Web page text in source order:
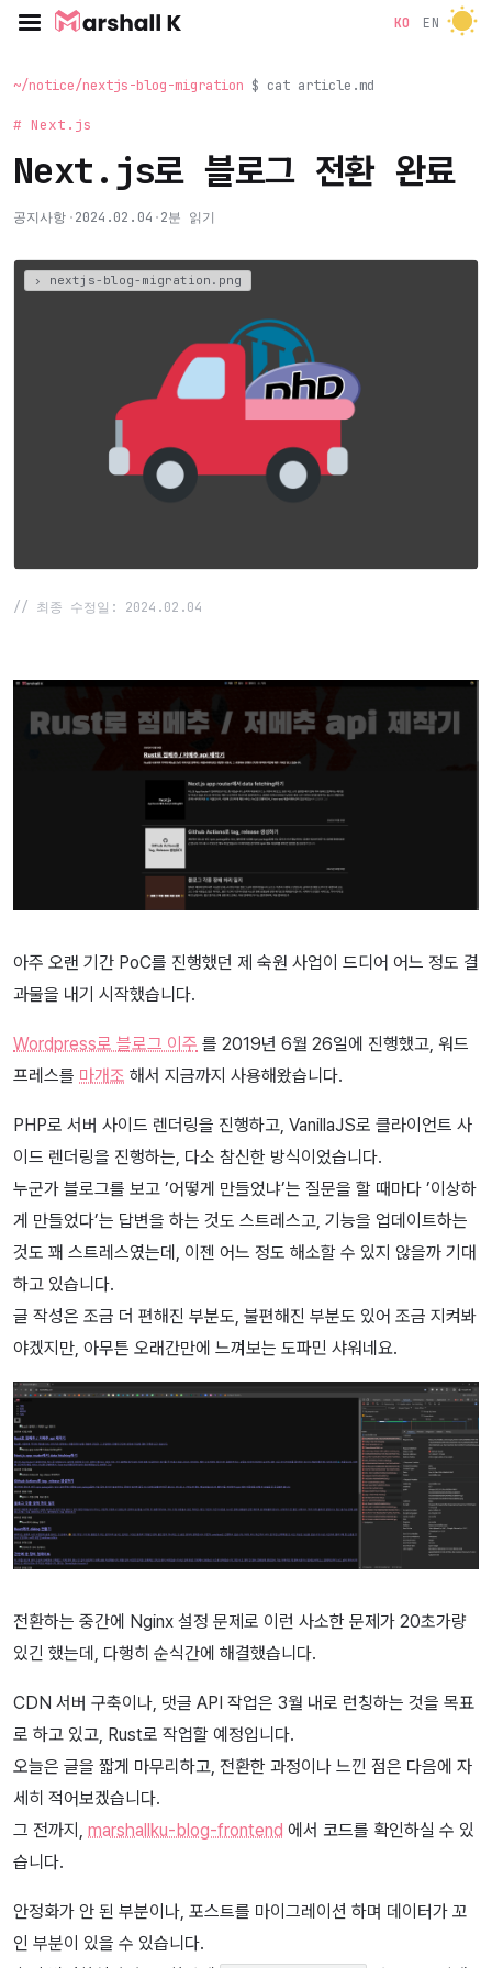
KO EN
~/notice/nextjs-blog-migration $ cat article.md
# Next.js
Next.js로 블로그 전환 완료
공지사항 ·2024.02.04 ·2분 읽기
// 최종 수정일: 2024.02.04
아주 오랜 기간 PoC를 진행했던 제 숙원 사업이 드디어 어느 정도 결
과물을 내기 시작했습니다.
Wordpress로 블로그 이주 를 2019년 6월 26일에 진행했고, 워드
프레스를 마개조 해서 지금까지 사용해왔습니다.
PHP로 서버 사이드 렌더링을 진행하고, VanillaJS로 클라이언트 사
이드 렌더링을 진행하는, 다소 참신한 방식이었습니다.
누군가 블로그를 보고 ’어떻게 만들었냐’는 질문을 할 때마다 ’이상하
게 만들었다’는 답변을 하는 것도 스트레스고, 기능을 업데이트하는
것도 꽤 스트레스였는데, 이젠 어느 정도 해소할 수 있지 않을까 기대
하고 있습니다.
글 작성은 조금 더 편해진 부분도, 불편해진 부분도 있어 조금 지켜봐
야겠지만, 아무튼 오래간만에 느껴보는 도파민 샤워네요.
전환하는 중간에 Nginx 설정 문제로 이런 사소한 문제가 20초가량
있긴 했는데, 다행히 순식간에 해결했습니다.
CDN 서버 구축이나, 댓글 API 작업은 3월 내로 런칭하는 것을 목표
로 하고 있고, Rust로 작업할 예정입니다.
오늘은 글을 짧게 마무리하고, 전환한 과정이나 느낀 점은 다음에 자
세히 적어보겠습니다.
그 전까지, marshallku-blog-frontend 에서 코드를 확인하실 수 있
습니다.
안정화가 안 된 부분이나, 포스트를 마이그레이션 하며 데이터가 꼬
인 부분이 있을 수 있습니다.